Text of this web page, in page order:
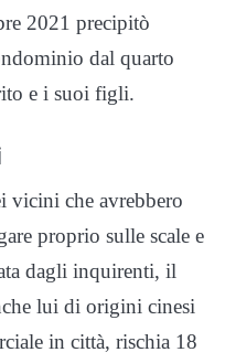
2021 precipitò
dal quarto
e i suoi figli.
vicini che avrebbero
proprio sulle scale e
dagli inquirenti, il
lui di origini cinesi
in città, rischia 18